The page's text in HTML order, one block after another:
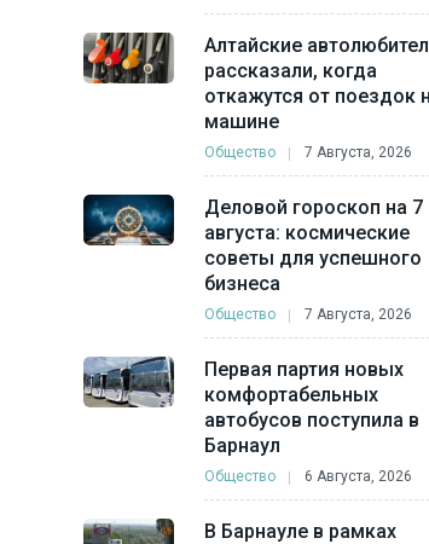
Алтайские
рассказали, когда
откажутся от поездок
машине
Общество 7 Августа, 2026
Деловой гороскоп на 7
августа: космические
советы для успешного
бизнеса
Общество 7 Августа, 2026
Первая партия новых
комфортабельных
автобусов поступила в
Барнаул
Общество 6 Августа, 2026
В Барнауле в рамках